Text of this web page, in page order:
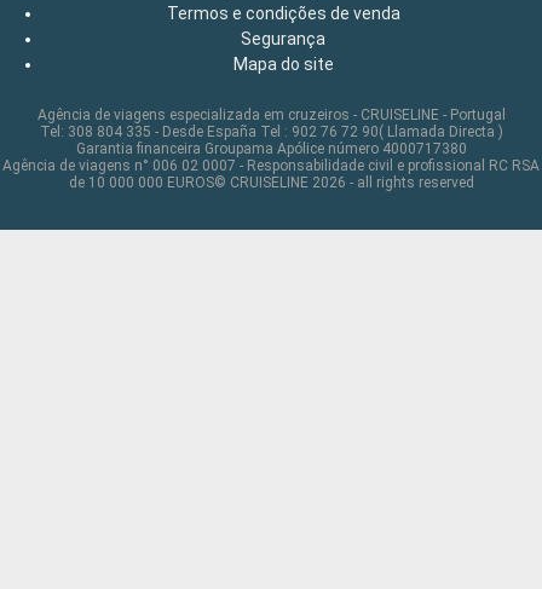
Termos e condições de venda
Segurança
Mapa do site
Agência de viagens especializada em cruzeiros - CRUISELINE - Portugal
Tel: 308 804 335 - Desde España Tel : 902 76 72 90( Llamada Directa )
Garantia financeira Groupama Apólice número 4000717380
Agência de viagens n° 006 02 0007 - Responsabilidade civil e profissional RC RSA
de 10 000 000 EUROS© CRUISELINE 2026 - all rights reserved